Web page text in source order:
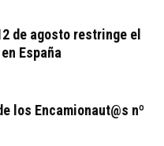
de agosto restringe el
España
los Encamionaut@s nº